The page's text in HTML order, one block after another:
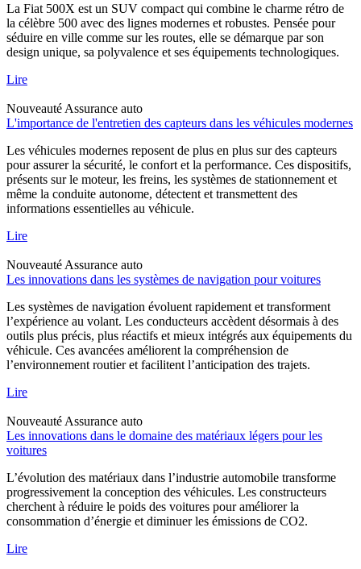
La Fiat 500X est un SUV compact qui combine le charme rétro de
la célèbre 500 avec des lignes modernes et robustes. Pensée pour
séduire en ville comme sur les routes, elle se démarque par son
design unique, sa polyvalence et ses équipements technologiques.
Lire
Nouveauté Assurance auto
L'importance de l'entretien des capteurs dans les véhicules modernes
Les véhicules modernes reposent de plus en plus sur des capteurs
pour assurer la sécurité, le confort et la performance. Ces dispositifs,
présents sur le moteur, les freins, les systèmes de stationnement et
même la conduite autonome, détectent et transmettent des
informations essentielles au véhicule.
Lire
Nouveauté Assurance auto
Les innovations dans les systèmes de navigation pour voitures
Les systèmes de navigation évoluent rapidement et transforment
l’expérience au volant. Les conducteurs accèdent désormais à des
outils plus précis, plus réactifs et mieux intégrés aux équipements du
véhicule. Ces avancées améliorent la compréhension de
l’environnement routier et facilitent l’anticipation des trajets.
Lire
Nouveauté Assurance auto
Les innovations dans le domaine des matériaux légers pour les
voitures
L’évolution des matériaux dans l’industrie automobile transforme
progressivement la conception des véhicules. Les constructeurs
cherchent à réduire le poids des voitures pour améliorer la
consommation d’énergie et diminuer les émissions de CO2.
Lire